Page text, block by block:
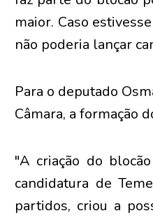
maior. Caso
não poderia lançar
Para o deputado
Câmara, a formação
"A criação do
candidatura de
partidos, criou a